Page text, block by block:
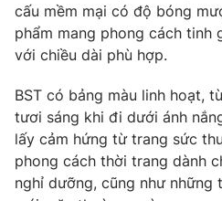
Thị trường 24h
VTV4
VTV9
Liên hệ tòa soạn
cấu mềm mại có độ bóng
phẩm mang phong cách tinh
với chiều dài phù hợp.
BST có bảng màu linh hoạt,
tươi sáng khi đi dưới ánh
lấy cảm hứng từ trang sức
phong cách thời trang dành
nghỉ dưỡng, cũng như